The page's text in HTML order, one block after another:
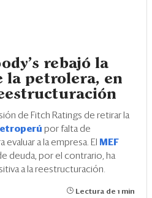
rebajó la
la petrolera, en
de Fitch Ratings de retirar la
por falta de
a la empresa. El MEF
deuda, por el contrario, ha
a la reestructuración.
Lectura de 1 min